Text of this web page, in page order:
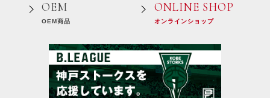
OEM
OEM商品
ONLINE SHOP
オンラインショップ